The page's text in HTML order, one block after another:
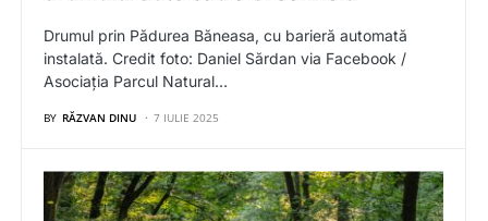
Drumul prin Pădurea Băneasa, cu barieră automată
instalată. Credit foto: Daniel Sărdan via Facebook /
Asociația Parcul Natural…
BY RĂZVAN DINU 7 IULIE 2025